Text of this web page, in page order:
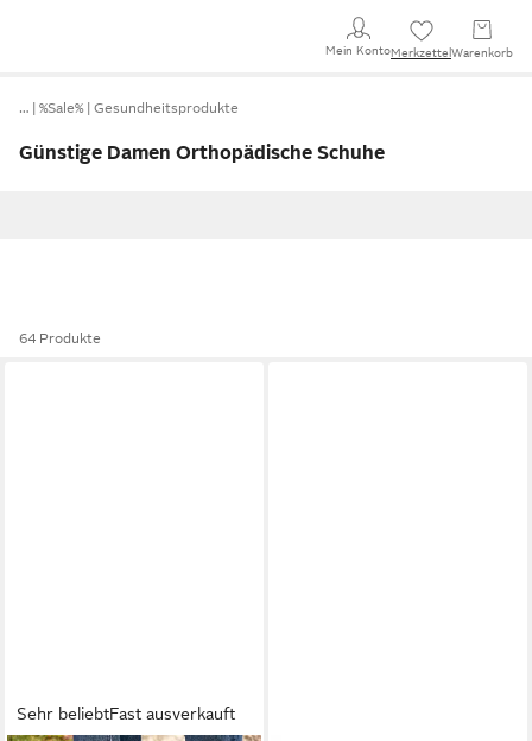
Mein KontoMerkzettel Warenkorb
… %Sale% Gesundheitsprodukte
Günstige Damen Orthopädische Schuhe
64 Produkte
Sehr beliebtFast ausverkauft